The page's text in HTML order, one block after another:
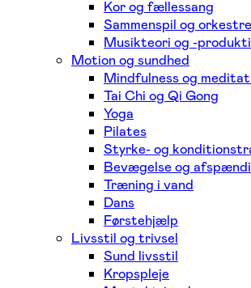
Kor og fællessang
Sammenspil og orkestre
Musikteori og -
Motion og sundhed
Mindfulness og
Tai Chi og Qi Gong
Yoga
Pilates
Styrke- og
Bevægelse og
Træning i vand
Dans
Førstehjælp
Livsstil og trivsel
Sund livsstil
Kropspleje